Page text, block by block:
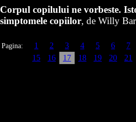
Corpul copilului ne vorbeste.
simptomele copiilor, de Willy
Pagina: 1 2 3 4 5 6 7
15
16 17 18 19 20 21